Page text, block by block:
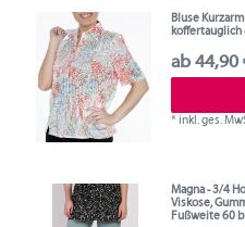
Bluse
koffertauglich
ab 44,90
*inkl. ges.
Magna - 3/4
Viskose,
Fußweite 60